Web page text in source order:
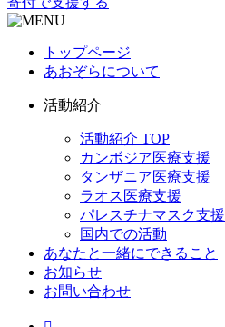
トップページ
あおぞらについて
活動紹介
活動紹介 TOP
カンボジア医療支援
タンザニア医療支援
ラオス医療支援
パレスチナマスク支援
国内での活動
あなたと一緒にできること
お知らせ
お問い合わせ